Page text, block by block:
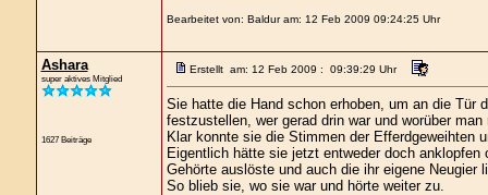
Bearbeitet von: Baldur am: 12 Feb 2009 09:24:25 Uhr
Ashara
super aktives Mitglied
1627 Beiträge
Erstellt am: 12 Feb 2009 : 09:39:29 Uhr
Sie hatte die Hand schon erhoben, um an die
festzustellen, wer gerad drin war und worüber
Klar konnte sie die Stimmen der Efferdgeweihten
Eigentlich hätte sie jetzt entweder doch
Gehörte auslöste und auch die ihr eigene Neugier
So blieb sie, wo sie war und hörte weiter zu.